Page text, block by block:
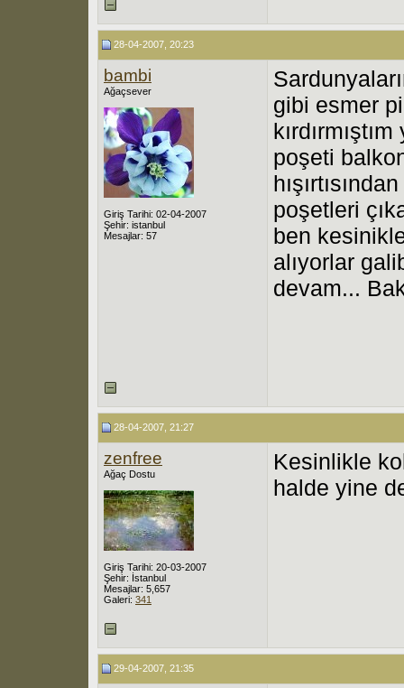
28-04-2007, 20:23
bambi
Ağaçsever
Giriş Tarihi: 02-04-2007
Şehir: istanbul
Mesajlar: 57
gibi esmer
poşeti
poşetleri
ben
alıyorlar
devam...
28-04-2007, 21:27
zenfree
Ağaç Dostu
Giriş Tarihi: 20-03-2007
Şehir: İstanbul
Mesajlar: 5,657
Galeri: 341
Kesinlikle
halde yine
29-04-2007, 21:35